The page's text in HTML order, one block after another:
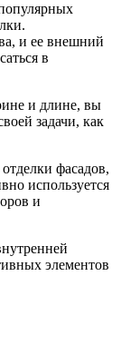
и ее внешний
в
и длине, вы
задачи, как
фасадов,
используется
и
элементов